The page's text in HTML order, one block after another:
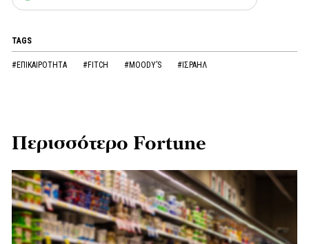
TAGS
#ΕΠΙΚΑΙΡΟΤΗΤΑ #FITCH #MOODY’S #ΙΣΡΑΗΛ
Περισσότερο Fortune